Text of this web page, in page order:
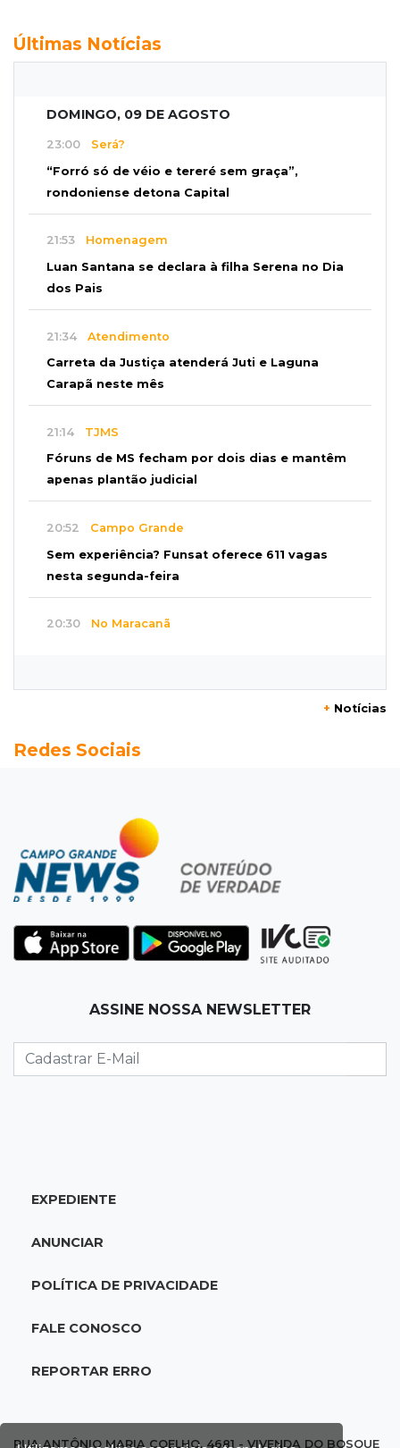
Últimas Notícias
DOMINGO, 09 DE AGOSTO
23:00 Será?
“Forró só de véio e tereré sem graça”,
rondoniense detona Capital
21:53 Homenagem
Luan Santana se declara à filha Serena no Dia
dos Pais
21:34 Atendimento
Carreta da Justiça atenderá Juti e Laguna
Carapã neste mês
21:14 TJMS
Fóruns de MS fecham por dois dias e mantêm
apenas plantão judicial
20:52 Campo Grande
Sem experiência? Funsat oferece 611 vagas
nesta segunda-feira
20:30 No Maracanã
Seleções em MS têm salários de até R$ 8,2 mil;
Jardim Itatiaia
Vigia é amarrado durante roubo de carro e
dois caminhões em pátio
Corinthians vence Bragantino por 2 a 0 e sobe
para 7º no Brasileirão
Na Vila Belmiro
lugar no Brasileirão
18:33Em 2022
adolescente atropelada no Amazonas
18:15 Nubank Parque
Palmeiras e Inter ficam no 0 a 0 pela 22ª
1% da população de pets na Capital
+ Notícias
Redes Sociais
ASSINE NOSSA NEWSLETTER
EXPEDIENTE
ANUNCIAR
POLÍTICA DE PRIVACIDADE
FALE CONOSCO
REPORTAR ERRO
RUA ANTÔNIO MARIA COELHO, 4681 - VIVENDA DO BOSQUE